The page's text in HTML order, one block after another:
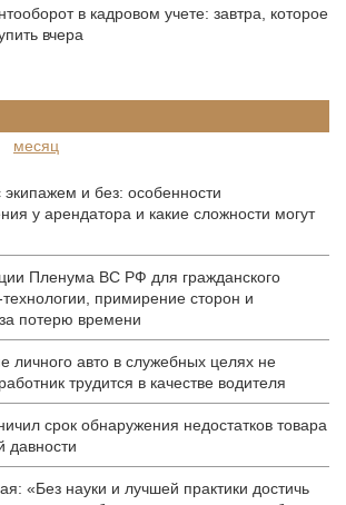
в кадровом учете: завтра, которое
вчера
месяц
экипажем и без: особенности
у арендатора и какие сложности могут
Пленума ВС РФ для гражданского
примирение сторон и
потерю времени
личного авто в служебных целях не
трудится в качестве водителя
срок обнаружения недостатков товара
давности
«Без науки и лучшей практики достичь